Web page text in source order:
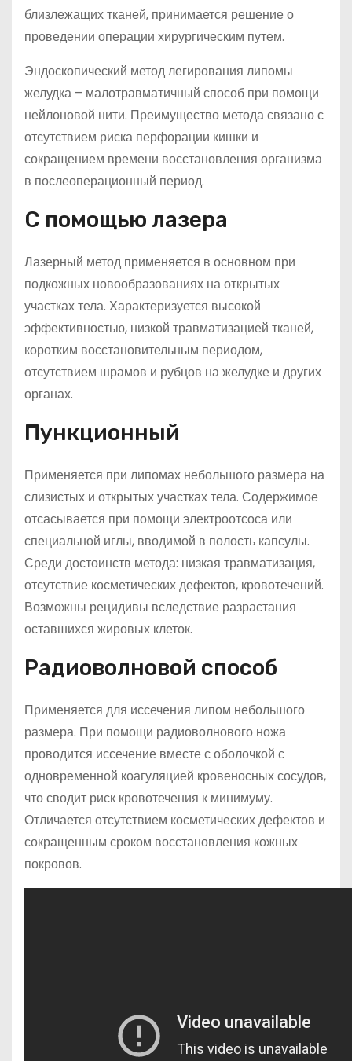
близлежащих тканей, принимается решение о
проведении операции хирургическим путем.
Эндоскопический метод легирования липомы
желудка – малотравматичный способ при помощи
нейлоновой нити. Преимущество метода связано с
отсутствием риска перфорации кишки и
сокращением времени восстановления организма
в послеоперационный период.
С помощью лазера
Лазерный метод применяется в основном при
подкожных новообразованиях на открытых
участках тела. Характеризуется высокой
эффективностью, низкой травматизацией тканей,
коротким восстановительным периодом,
отсутствием шрамов и рубцов на желудке и других
органах.
Пункционный
Применяется при липомах небольшого размера на
слизистых и открытых участках тела. Содержимое
отсасывается при помощи электроотсоса или
специальной иглы, вводимой в полость капсулы.
Среди достоинств метода: низкая травматизация,
отсутствие косметических дефектов, кровотечений.
Возможны рецидивы вследствие разрастания
оставшихся жировых клеток.
Радиоволновой способ
Применяется для иссечения липом небольшого
размера. При помощи радиоволнового ножа
проводится иссечение вместе с оболочкой с
одновременной коагуляцией кровеносных сосудов,
что сводит риск кровотечения к минимуму.
Отличается отсутствием косметических дефектов и
сокращенным сроком восстановления кожных
покровов.